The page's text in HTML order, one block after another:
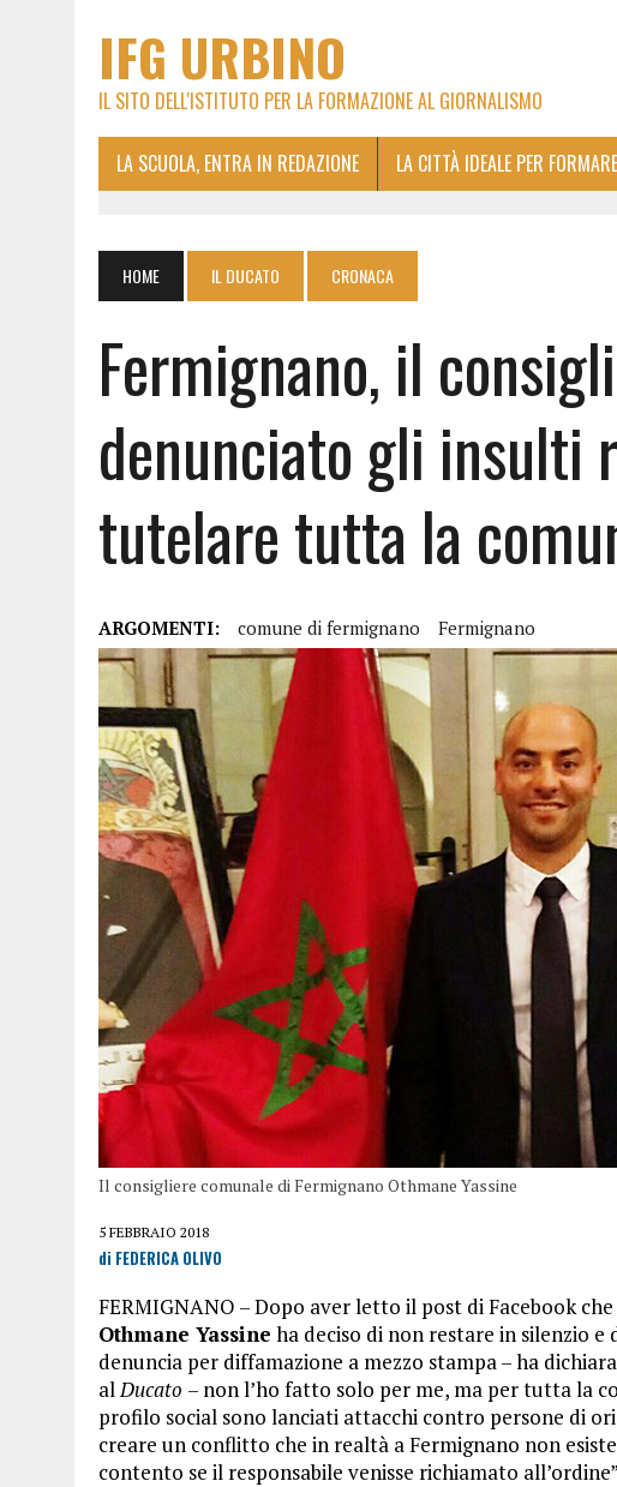
IFG URBINO
IL SITO DELL'ISTITUTO PER LA FORMAZIONE AL GIORNALISMO
LA SCUOLA, ENTRA IN REDAZIONE LA CITTÀ IDEALE PER
HOME IL DUCATO CRONACA
Fermignano, il
denunciato gli insulti
tutelare tutta la
ARGOMENTI: comune di fermignano Fermignano
Il consigliere comunale di Fermignano Othmane Yassine
5 FEBBRAIO 2018
di FEDERICA OLIVO
FERMIGNANO – Dopo aver letto il post di Facebook
Othmane Yassine ha deciso di non restare in silenzio
denuncia per diffamazione a mezzo stampa – ha
alDucato – non l’ho fatto solo per me, ma per tutta la
profilo social sono lanciati attacchi contro persone di
creare un conflitto che in realtà a Fermignano non
contento se il responsabile venisse richiamato